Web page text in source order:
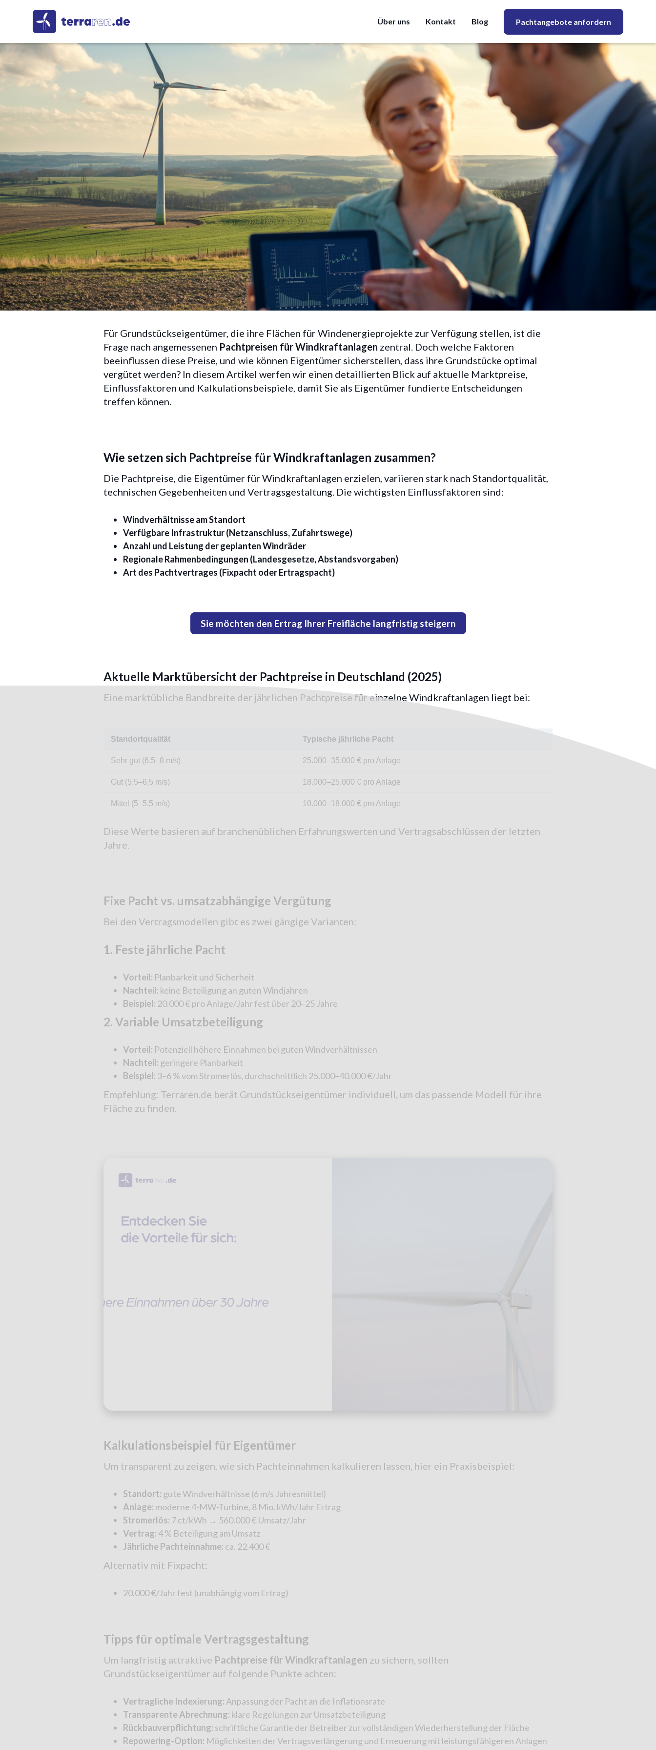
Über uns Kontakt Blog Pachtangebote anfordern
Marktübersicht und Kalkulation
Für Grundstückseigentümer, die ihre Flächen für Windenergieprojekte zur Verfügung stellen, ist die
Frage nach angemessenen Pachtpreisen für Windkraftanlagen zentral. Doch welche Faktoren
beeinflussen diese Preise, und wie können Eigentümer sicherstellen, dass ihre Grundstücke optimal
vergütet werden? In diesem Artikel werfen wir einen detaillierten Blick auf aktuelle Marktpreise,
Einflussfaktoren und Kalkulationsbeispiele, damit Sie als Eigentümer fundierte Entscheidungen
treffen können.
Wie setzen sich Pachtpreise für Windkraftanlagen zusammen?
Die Pachtpreise, die Eigentümer für Windkraftanlagen erzielen, variieren stark nach Standortqualität,
technischen Gegebenheiten und Vertragsgestaltung. Die wichtigsten Einflussfaktoren sind:
Windverhältnisse am Standort
Verfügbare Infrastruktur (Netzanschluss, Zufahrtswege)
Anzahl und Leistung der geplanten Windräder
Regionale Rahmenbedingungen (Landesgesetze, Abstandsvorgaben)
Art des Pachtvertrages (Fixpacht oder Ertragspacht)
Sie möchten den Ertrag Ihrer Freifläche langfristig steigern
Aktuelle Marktübersicht der Pachtpreise in Deutschland (2025)
Eine marktübliche Bandbreite der jährlichen Pachtpreise für einzelne Windkraftanlagen liegt bei:
Standortqualität Typische jährliche Pacht
Sehr gut (6,5–8 m/s) 25.000–35.000 € pro Anlage
Gut (5,5–6,5 m/s) 18.000–25.000 € pro Anlage
Mittel (5–5,5 m/s) 10.000–18.000 € pro Anlage
Diese Werte basieren auf branchenüblichen Erfahrungswerten und Vertragsabschlüssen der letzten
Jahre.
Fixe Pacht vs. umsatzabhängige Vergütung
Bei den Vertragsmodellen gibt es zwei gängige Varianten:
1. Feste jährliche Pacht
Vorteil: Planbarkeit und Sicherheit
Nachteil: keine Beteiligung an guten Windjahren
Beispiel: 20.000 € pro Anlage/Jahr fest über 20–25 Jahre
2. Variable Umsatzbeteiligung
Vorteil: Potenziell höhere Einnahmen bei guten Windverhältnissen
Nachteil: geringere Planbarkeit
Beispiel: 3–6 % vom Stromerlös, durchschnittlich 25.000–40.000 €/Jahr
Empfehlung: Terraren.de berät Grundstückseigentümer individuell, um das passende Modell für ihre
Fläche zu finden.
Kalkulationsbeispiel für Eigentümer
Um transparent zu zeigen, wie sich Pachteinnahmen kalkulieren lassen, hier ein Praxisbeispiel:
Standort: gute Windverhältnisse (6 m/s Jahresmittel)
Anlage: moderne 4-MW-Turbine, 8 Mio. kWh/Jahr Ertrag
Stromerlös: 7 ct/kWh → 560.000 € Umsatz/Jahr
Vertrag: 4 % Beteiligung am Umsatz
Jährliche Pachteinnahme: ca. 22.400 €
Alternativ mit Fixpacht:
20.000 €/Jahr fest (unabhängig vom Ertrag)
Tipps für optimale Vertragsgestaltung
Um langfristig attraktive Pachtpreise für Windkraftanlagen zu sichern, sollten
Grundstückseigentümer auf folgende Punkte achten:
Vertragliche Indexierung: Anpassung der Pacht an die Inflationsrate
Transparente Abrechnung: klare Regelungen zur Umsatzbeteiligung
Rückbauverpflichtung: schriftliche Garantie der Betreiber zur vollständigen Wiederherstellung der Fläche
Repowering-Option: Möglichkeiten der Vertragsverlängerung und Erneuerung mit leistungsfähigeren Anlagen